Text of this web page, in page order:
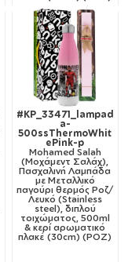
#KP_33471_lampad
a-
500ssThermoWhit
ePink-p
Mohamed Salah
(Μοχάμεντ Σαλάχ),
Πασχαλινή Λαμπάδα
με Μεταλλικό
παγούρι θερμός Ροζ/
Λευκό (Stainless
steel), διπλού
τοιχώματος, 500ml
& κερί αρωματικό
πλακέ (30cm) (ΡΟΖ)